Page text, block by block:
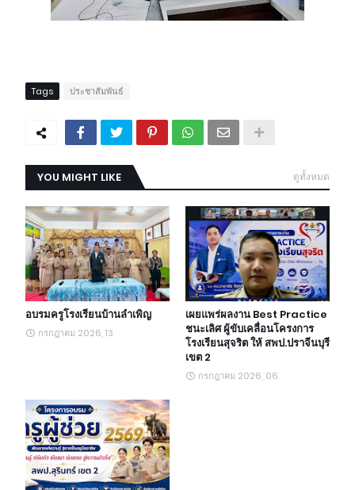
Tags ประชาสัมพันธ์
YOU MIGHT LIKE ดูทั้งหมด
อบรมครูโรงเรียนบ้านลำเพิญ
กรกฎาคม 2026, 13
เผยแพร่ผลงาน Best Practice
ชนะเลิศ ผู้ขับเคลื่อนโครงการ
โรงเรียนสุจริต ให้ สพป.ปราจีนบุรี
เขต 2
กรกฎาคม 2026, 06